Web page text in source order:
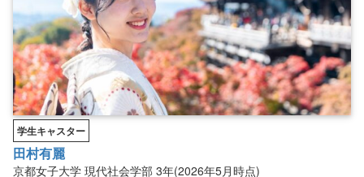
学生キャスター
田村有麗
京都女子大学 現代社会学部 3年(2026年5月時点)